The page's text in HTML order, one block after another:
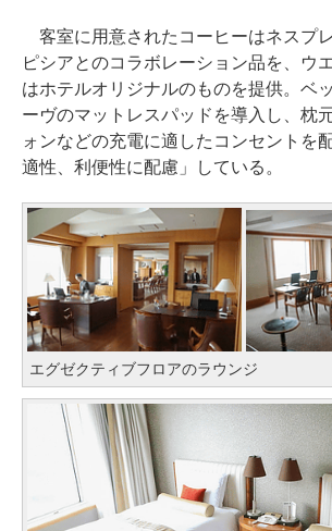
客室に用意されたコーヒーはネスプ
ピシアとのコラボレーション品を、ウ
はホテルオリジナルのものを提供。ベ
ーヴのマットレスパッドを導入し、枕
ォンなどの充電に適したコンセントを
適性、利便性に配慮」している。
エグゼクティブフロアのラウンジ